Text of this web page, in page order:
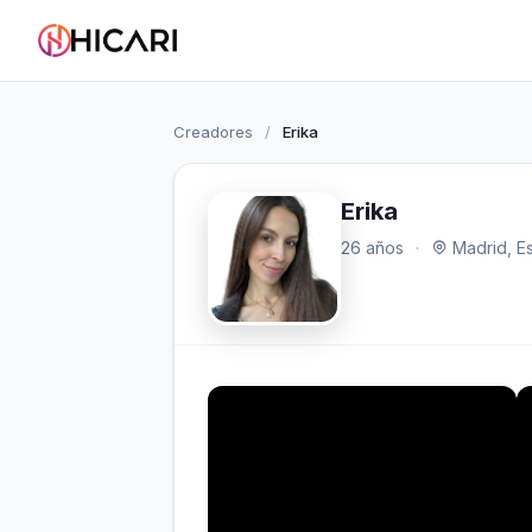
Creadores / Erika
Erika
26 años · Madrid,